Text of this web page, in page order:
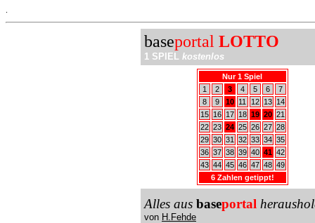
baseportal LOTTO
1 SPIEL kostenlos
Nur 1 Spiel
1
2 3 4 5 6
7
8
9 10 11 12 13
14
15
16 17 18 19 20 21
22 23 24 25 26 27 28
29 30 31 32 33 34 35
36 37 38 39 40 41 42
43 44 45 46 47 48 49
6 Zahlen getippt!
Alles aus baseportal
von H.Fehde